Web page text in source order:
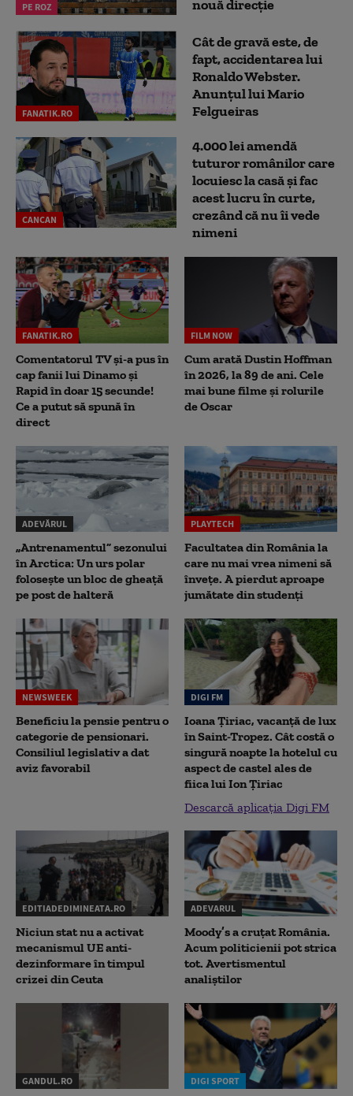
PE ROZ nouă direcție
FANATIK.RO
Cât de gravă este, de
fapt, accidentarea lui
Ronaldo Webster.
Anunțul lui Mario
Felgueiras
CANCAN
4.000 lei amendă
tuturor românilor care
locuiesc la casă și fac
acest lucru în curte,
crezând că nu îi vede
nimeni
FANATIK.RO
Comentatorul TV și-a pus în
cap fanii lui Dinamo și
Rapid în doar 15 secunde!
Ce a putut să spună în
direct
FILM NOW
Cum arată Dustin Hoffman
în 2026, la 89 de ani. Cele
mai bune filme și rolurile
de Oscar
ADEVĂRUL
„Antrenamentul” sezonului
în Arctica: Un urs polar
folosește un bloc de gheață
pe post de halteră
PLAYTECH
Facultatea din România la
care nu mai vrea nimeni să
înveţe. A pierdut aproape
jumătate din studenţi
NEWSWEEK
Beneficiu la pensie pentru o
categorie de pensionari.
Consiliul legislativ a dat
aviz favorabil
DIGI FM
Ioana Țiriac, vacanță de lux
în Saint-Tropez. Cât costă o
singură noapte la hotelul cu
aspect de castel ales de
fiica lui Ion Țiriac
Descarcă aplicația Digi FM
EDITIADEDIMINEATA.RO
Niciun stat nu a activat
mecanismul UE anti-
dezinformare în timpul
crizei din Ceuta
ADEVARUL
Moody’s a cruțat România.
Acum politicienii pot strica
tot. Avertismentul
analiștilor
GANDUL.RO DIGI SPORT